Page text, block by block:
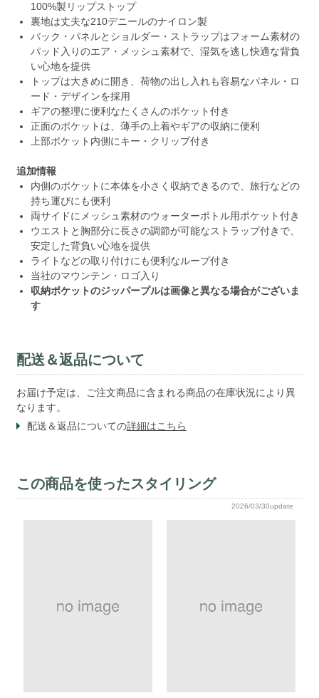
100%製リップストップ
裏地は丈夫な210デニールのナイロン製
バック・パネルとショルダー・ストラップはフォーム素材の
パッド入りのエア・メッシュ素材で、湿気を逃し快適な背負
い心地を提供
トップは大きめに開き、荷物の出し入れも容易なパネル・ロ
ード・デザインを採用
ギアの整理に便利なたくさんのポケット付き
正面のポケットは、薄手の上着やギアの収納に便利
上部ポケット内側にキー・クリップ付き
追加情報
内側のポケットに本体を小さく収納できるので、旅行などの
持ち運びにも便利
両サイドにメッシュ素材のウォーターボトル用ポケット付き
ウエストと胸部分に長さの調節が可能なストラップ付きで、
安定した背負い心地を提供
ライトなどの取り付けにも便利なループ付き
当社のマウンテン・ロゴ入り
収納ポケットのジッパープルは画像と異なる場合がございま
す
配送＆返品について
お届け予定は、ご注文商品に含まれる商品の在庫状況により異
なります。
配送＆返品についての詳細はこちら
この商品を使ったスタイリング
2026/03/30update